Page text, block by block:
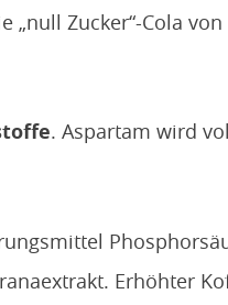
Zucker“-Cola
. Aspartam wird
Erhöhter